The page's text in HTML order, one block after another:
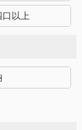
口以上